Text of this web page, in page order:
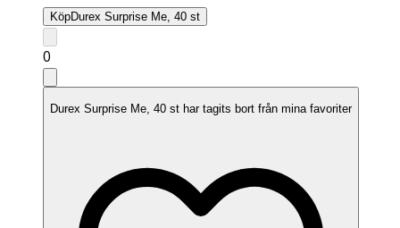
KöpDurex Surprise Me, 40 st
0
Durex Surprise Me, 40 st har tagits bort från mina favoriter